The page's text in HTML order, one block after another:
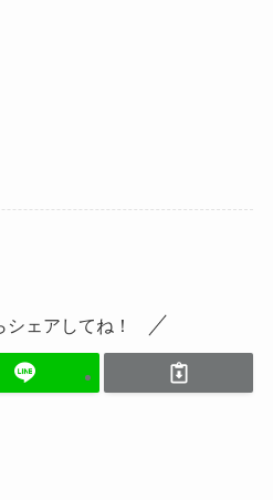
シェアしてね！